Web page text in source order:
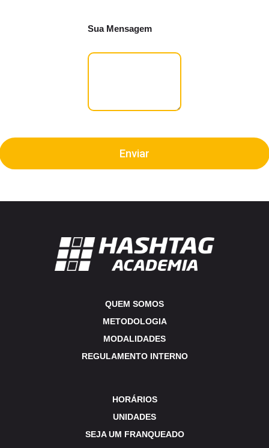
Sua Mensagem
Enviar
QUEM SOMOS
METODOLOGIA
MODALIDADES
REGULAMENTO INTERNO
HORÁRIOS
UNIDADES
SEJA UM FRANQUEADO